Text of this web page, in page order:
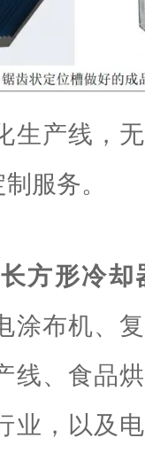
生产线，
服务。
方形冷却
涂布机、
线、食品
业，以及